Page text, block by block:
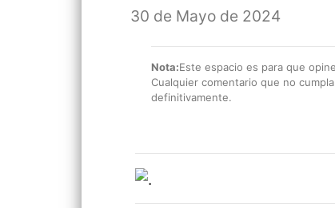
30 de Mayo de 2024
Nota:Este espacio es para que
Cualquier comentario que no
definitivamente.